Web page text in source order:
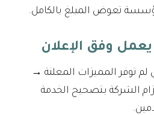
تعوض المبلغ بالكامل.
توفر المميزات المعلنة →
الشركة بتصحيح الخدمة